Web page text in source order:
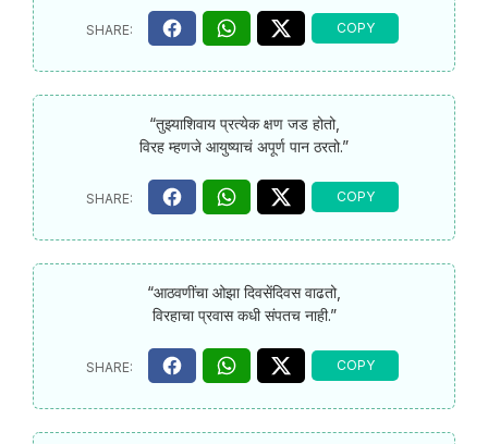
“तुझ्याशिवाय प्रत्येक क्षण जड होतो,
विरह म्हणजे आयुष्याचं अपूर्ण पान ठरतो.”
“आठवणींचा ओझा दिवसेंदिवस वाढतो,
विरहाचा प्रवास कधी संपतच नाही.”